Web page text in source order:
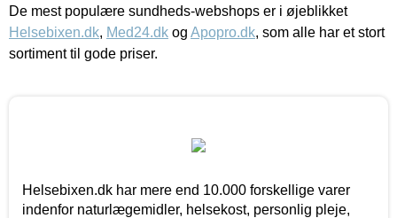
De mest populære sundheds-webshops er i øjeblikket
Helsebixen.dk, Med24.dk og Apopro.dk, som alle har et stort
sortiment til gode priser.
Helsebixen.dk har mere end 10.000 forskellige varer
indenfor naturlægemidler, helsekost, personlig pleje,